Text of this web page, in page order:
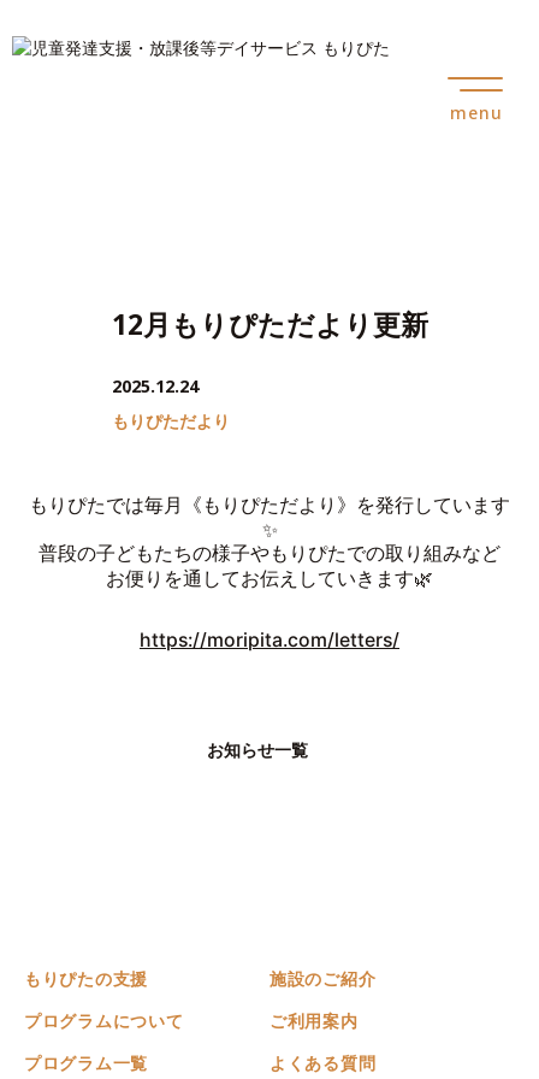
menu
12月もりぴただより更新
もりぴただより
2025.12.24
もりぴたでは毎月《もりぴただより》を発行しています
✨
普段の子どもたちの様子やもりぴたでの取り組みなど
お便りを通してお伝えしていきます🌿
https://moripita.com/letters/
お知らせ一覧
もりぴたの支援
プログラムについて
プログラム一覧
施設のご紹介
ご利用案内
よくある質問